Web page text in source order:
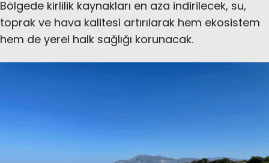
Bölgede kirlilik kaynakları en aza indirilecek, su,
toprak ve hava kalitesi artırılarak hem ekosistem
hem de yerel halk sağlığı korunacak.